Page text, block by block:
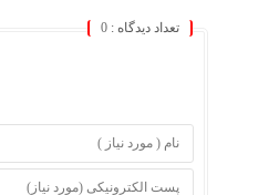
تعداد دیدگاه : 0